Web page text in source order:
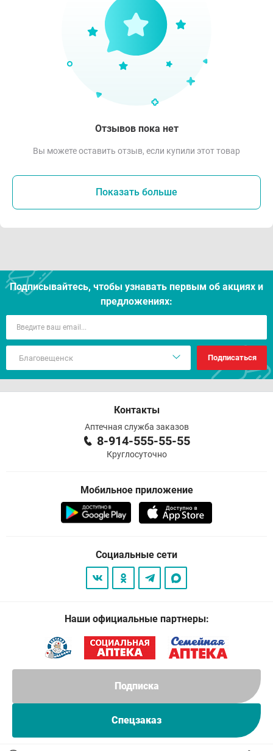
Подписка
Спецзаказ
Отзывов пока нет
Вы можете оставить отзыв, если купили этот товар
Показать больше
Подписывайтесь, чтобы узнавать первым об акцияx и
предложениях:
Подписаться
Контакты
Аптечная служба заказов
8-914-555-55-55
Круглосуточно
Мобильное приложение
Социальные сети
Наши официальные партнеры: